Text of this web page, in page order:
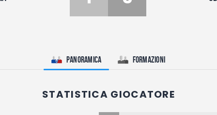
Panoramica Formazioni
STATISTICA GIOCATORE